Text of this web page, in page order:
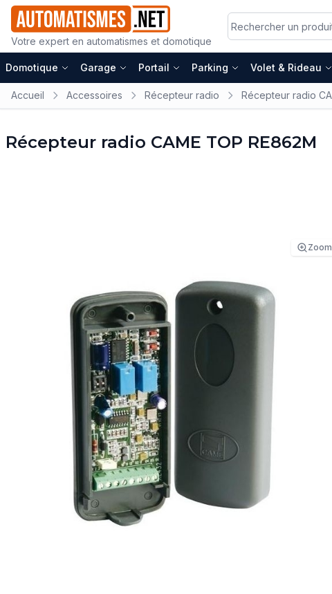
Votre expert en automatismes et domotique
Domotique Garage Portail Parking Volet & Rideau
Accueil Accessoires Récepteur radio Récepteur radio
Récepteur radio CAME TOP RE862M
Zoom